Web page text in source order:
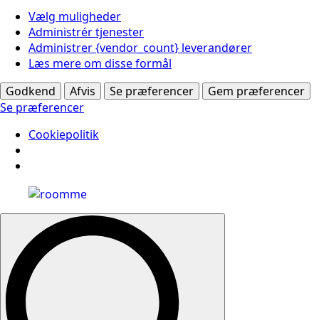
Vælg muligheder
Administrér tjenester
Administrer {vendor_count} leverandører
Læs mere om disse formål
Godkend
Afvis Se præferencer
Gem præferencer
Se præferencer
Cookiepolitik
Search